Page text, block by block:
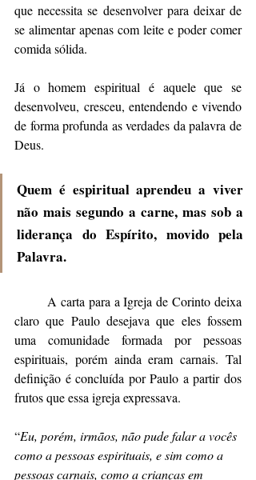
que necessita se desenvolver para deixar de
se alimentar apenas com leite e poder comer
comida sólida.
Já o homem espiritual é aquele que se
desenvolveu, cresceu, entendendo e vivendo
de forma profunda as verdades da palavra de
Deus.
Quem é espiritual aprendeu a viver
não mais segundo a carne, mas sob a
liderança do Espírito, movido pela
Palavra.
claro que Paulo desejava que eles fossem
uma comunidade formada por pessoas
espirituais, porém ainda eram carnais. Tal
definição é concluída por Paulo a partir dos
frutos que essa igreja expressava.
“Eu, porém, irmãos, não pude falar a vocês
como a pessoas espirituais, e sim como a
pessoas carnais, como a crianças em